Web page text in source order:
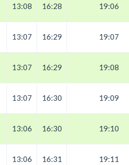
13:08 16:28 19:06
13:07 16:29 19:07
13:07 16:29 19:08
13:07 16:30 19:09
13:06 16:30 19:10
13:06 16:31 19:11